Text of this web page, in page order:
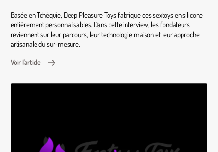
Basée en Tchéquie, Deep Pleasure Toys fabrique des sextoys en silicone
entièrement personnalisables. Dans cette interview, les fondateurs
reviennent sur leur parcours, leur technologie maison et leur approche
artisanale du sur-mesure.
Voir l'article